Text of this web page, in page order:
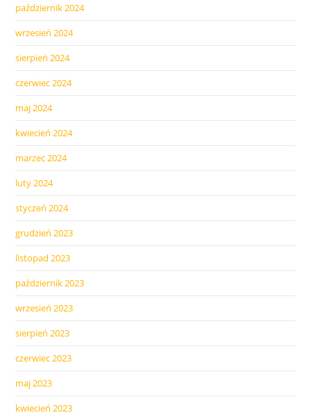
październik 2024
wrzesień 2024
sierpień 2024
czerwiec 2024
maj 2024
kwiecień 2024
marzec 2024
luty 2024
styczeń 2024
grudzień 2023
listopad 2023
październik 2023
wrzesień 2023
sierpień 2023
czerwiec 2023
maj 2023
kwiecień 2023